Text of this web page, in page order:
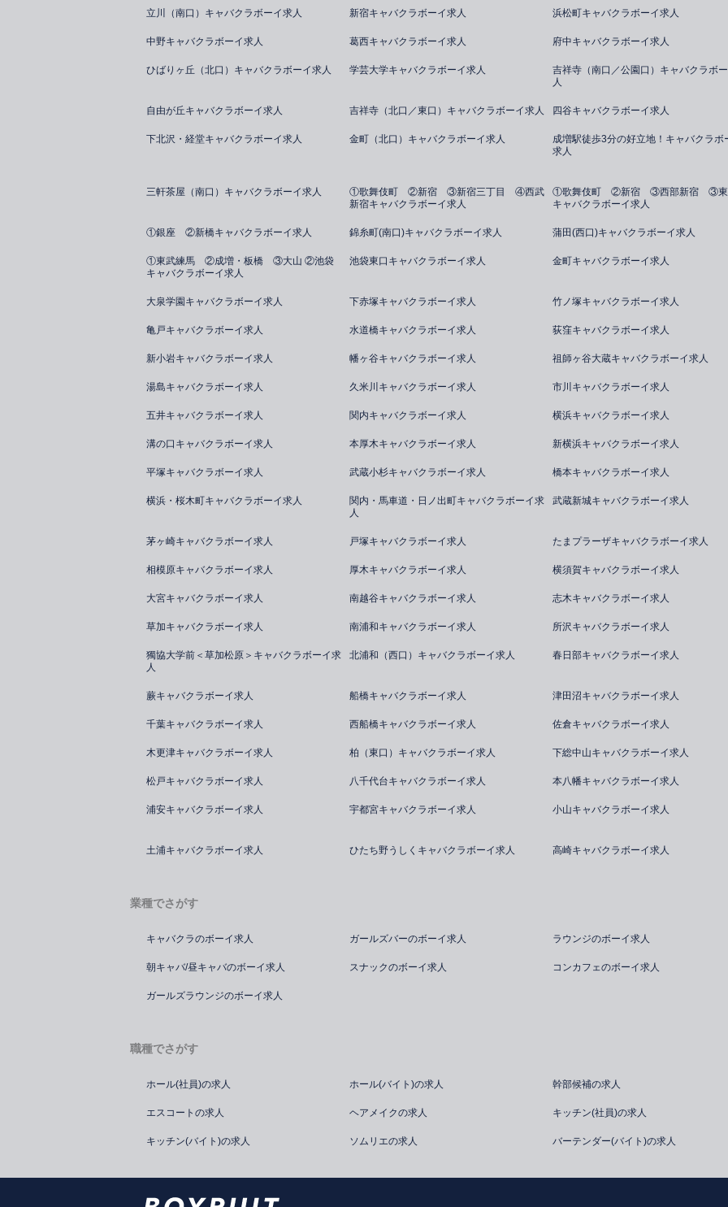
立川（南口）キャバクラボーイ求人 新宿キャバクラボーイ求人 浜松町キャバクラボーイ求人
中野キャバクラボーイ求人 葛西キャバクラボーイ求人 府中キャバクラボーイ求人
ひばりヶ丘（北口）キャバクラボーイ求人 学芸大学キャバクラボーイ求人
吉祥寺（南口／公園口）キャバクラボ
人
自由が丘キャバクラボーイ求人 吉祥寺（北口／東口）キャバクラボーイ求人 四谷キャバクラボーイ求人
下北沢・経堂キャバクラボーイ求人 金町（北口）キャバクラボーイ求人
成増駅徒歩3分の好立地！キャバクラボ
求人
三軒茶屋（南口）キャバクラボーイ求人
①歌舞伎町 ②新宿 ③新宿三丁目 ④西武
新宿キャバクラボーイ求人
①歌舞伎町 ②新宿 ③西部新宿 ③東
キャバクラボーイ求人
①銀座 ②新橋キャバクラボーイ求人 錦糸町(南口)キャバクラボーイ求人 蒲田(西口)キャバクラボーイ求人
①東武練馬 ②成増・板橋 ③大山 ②池袋
キャバクラボーイ求人
池袋東口キャバクラボーイ求人 金町キャバクラボーイ求人
大泉学園キャバクラボーイ求人 下赤塚キャバクラボーイ求人 竹ノ塚キャバクラボーイ求人
亀戸キャバクラボーイ求人 水道橋キャバクラボーイ求人 荻窪キャバクラボーイ求人
新小岩キャバクラボーイ求人 幡ヶ谷キャバクラボーイ求人 祖師ヶ谷大蔵キャバクラボーイ求人
湯島キャバクラボーイ求人 久米川キャバクラボーイ求人 市川キャバクラボーイ求人
五井キャバクラボーイ求人 関内キャバクラボーイ求人 横浜キャバクラボーイ求人
溝の口キャバクラボーイ求人 本厚木キャバクラボーイ求人 新横浜キャバクラボーイ求人
平塚キャバクラボーイ求人 武蔵小杉キャバクラボーイ求人 橋本キャバクラボーイ求人
横浜・桜木町キャバクラボーイ求人
関内・馬車道・日ノ出町キャバクラボーイ求
人
武蔵新城キャバクラボーイ求人
茅ヶ崎キャバクラボーイ求人 戸塚キャバクラボーイ求人 たまプラーザキャバクラボーイ求人
相模原キャバクラボーイ求人 厚木キャバクラボーイ求人 横須賀キャバクラボーイ求人
大宮キャバクラボーイ求人 南越谷キャバクラボーイ求人 志木キャバクラボーイ求人
草加キャバクラボーイ求人 南浦和キャバクラボーイ求人 所沢キャバクラボーイ求人
獨協大学前＜草加松原＞キャバクラボーイ求
人
北浦和（西口）キャバクラボーイ求人 春日部キャバクラボーイ求人
蕨キャバクラボーイ求人 船橋キャバクラボーイ求人 津田沼キャバクラボーイ求人
千葉キャバクラボーイ求人 西船橋キャバクラボーイ求人 佐倉キャバクラボーイ求人
木更津キャバクラボーイ求人 柏（東口）キャバクラボーイ求人 下総中山キャバクラボーイ求人
松戸キャバクラボーイ求人 八千代台キャバクラボーイ求人 本八幡キャバクラボーイ求人
浦安キャバクラボーイ求人 宇都宮キャバクラボーイ求人 小山キャバクラボーイ求人
土浦キャバクラボーイ求人 ひたち野うしくキャバクラボーイ求人 高崎キャバクラボーイ求人
業種でさがす
キャバクラのボーイ求人 ガールズバーのボーイ求人 ラウンジのボーイ求人
朝キャバ/昼キャバのボーイ求人 スナックのボーイ求人 コンカフェのボーイ求人
ガールズラウンジのボーイ求人
職種でさがす
ホール(社員)の求人 ホール(バイト)の求人 幹部候補の求人
エスコートの求人 ヘアメイクの求人 キッチン(社員)の求人
キッチン(バイト)の求人 ソムリエの求人 バーテンダー(バイト)の求人